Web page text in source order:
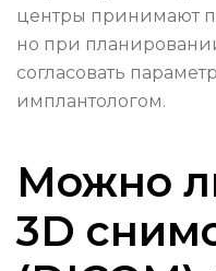
центры принимают
но при
согласовать
имплантологом.
Можно
3D